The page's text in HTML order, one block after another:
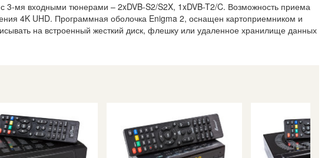
с 3-мя входными тюнерами – 2xDVB-S2/S2X, 1xDVB-T2/C. Возможность приема
4K UHD. Программная оболочка Enigma 2, оснащен картоприемником и
на встроенный жесткий диск, флешку или удаленное хранилище данных